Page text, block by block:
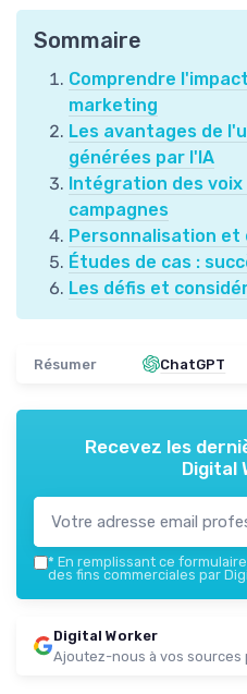
Sommaire
Comprendre
marketing
Les avantages de
générées par l'IA
Intégration des voix
campagnes
Personnalisation et
Études de cas :
Les défis et
Résumer ChatGPT
Recevez les
Digital
* En remplissant ce
des fins commerciales par
Digital Worker
Ajoutez-nous à vos sources